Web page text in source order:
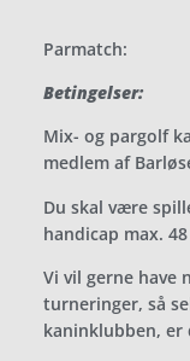
Parmatch:
Betingelser:
Mix- og pargolf
medlem af
Du skal være
handicap max. 48
Vi vil gerne have
turneringer, så
kaninklubben, er